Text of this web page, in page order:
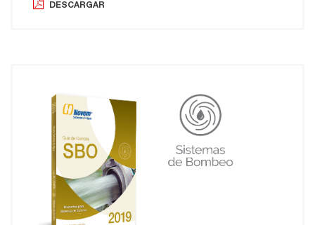
DESCARGAR